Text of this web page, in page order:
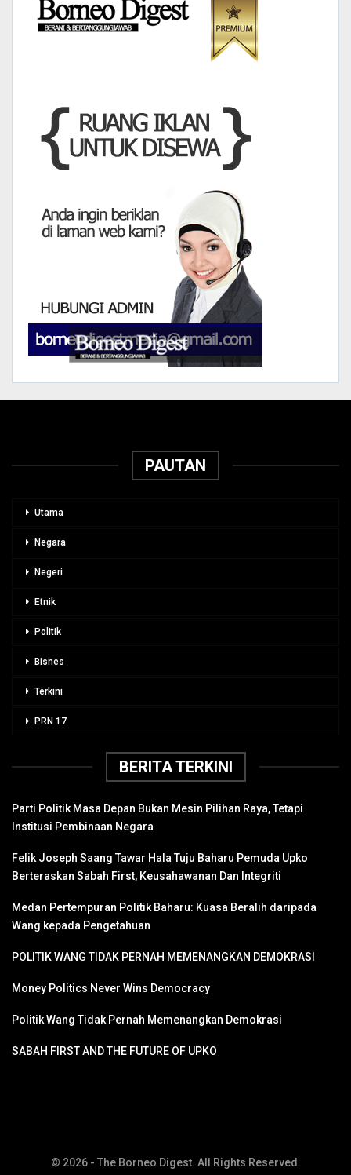
PAUTAN
Utama
Negara
Negeri
Etnik
Politik
Bisnes
Terkini
PRN 17
BERITA TERKINI
Parti Politik Masa Depan Bukan Mesin Pilihan Raya, Tetapi
Institusi Pembinaan Negara
Felik Joseph Saang Tawar Hala Tuju Baharu Pemuda Upko
Berteraskan Sabah First, Keusahawanan Dan Integriti
Medan Pertempuran Politik Baharu: Kuasa Beralih daripada
Wang kepada Pengetahuan
POLITIK WANG TIDAK PERNAH MEMENANGKAN DEMOKRASI
Money Politics Never Wins Democracy
Politik Wang Tidak Pernah Memenangkan Demokrasi
SABAH FIRST AND THE FUTURE OF UPKO
© 2026 - The Borneo Digest. All Rights Reserved.